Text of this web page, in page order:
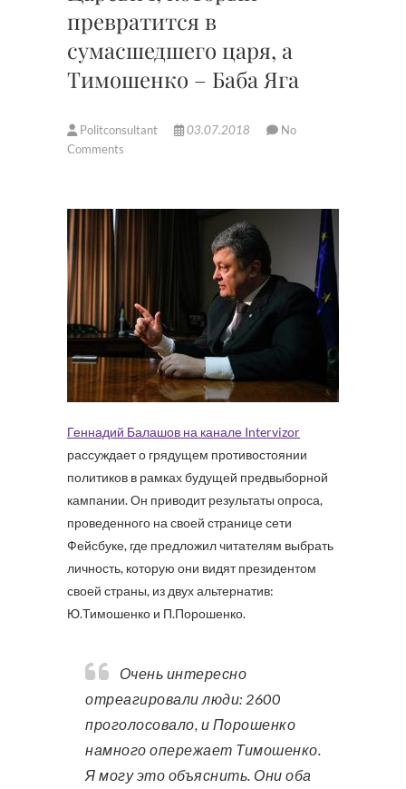
превратится в
сумасшедшего царя, а
Тимошенко – Баба Яга
Politconsultant 03.07.2018
No
Comments
Геннадий Балашов на канале Intervizor
рассуждает о грядущем противостоянии
политиков в рамках будущей предвыборной
кампании. Он приводит результаты опроса,
проведенного на своей странице сети
Фейсбуке, где предложил читателям выбрать
личность, которую они видят президентом
своей страны, из двух альтернатив:
Ю.Тимошенко и П.Порошенко.
Очень интересно
отреагировали люди: 2600
проголосовало, и Порошенко
намного опережает Тимошенко.
Я могу это объяснить. Они оба